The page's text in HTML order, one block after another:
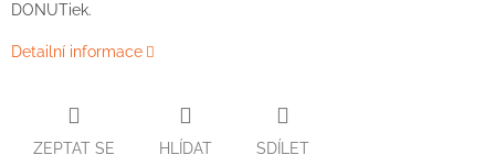
DONUTiek.
Detailní informace
ZEPTAT SE HLÍDAT SDÍLET